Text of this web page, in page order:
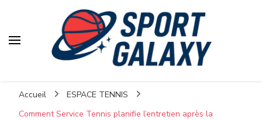
Accueil
ESPACE TENNIS
Comment Service Tennis planifie l’entretien après la